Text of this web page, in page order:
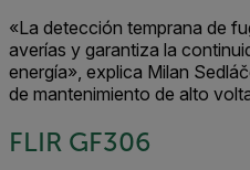
«La detección temprana de
averías y garantiza la
energía», explica Milan
de mantenimiento de alto
FLIR GF306